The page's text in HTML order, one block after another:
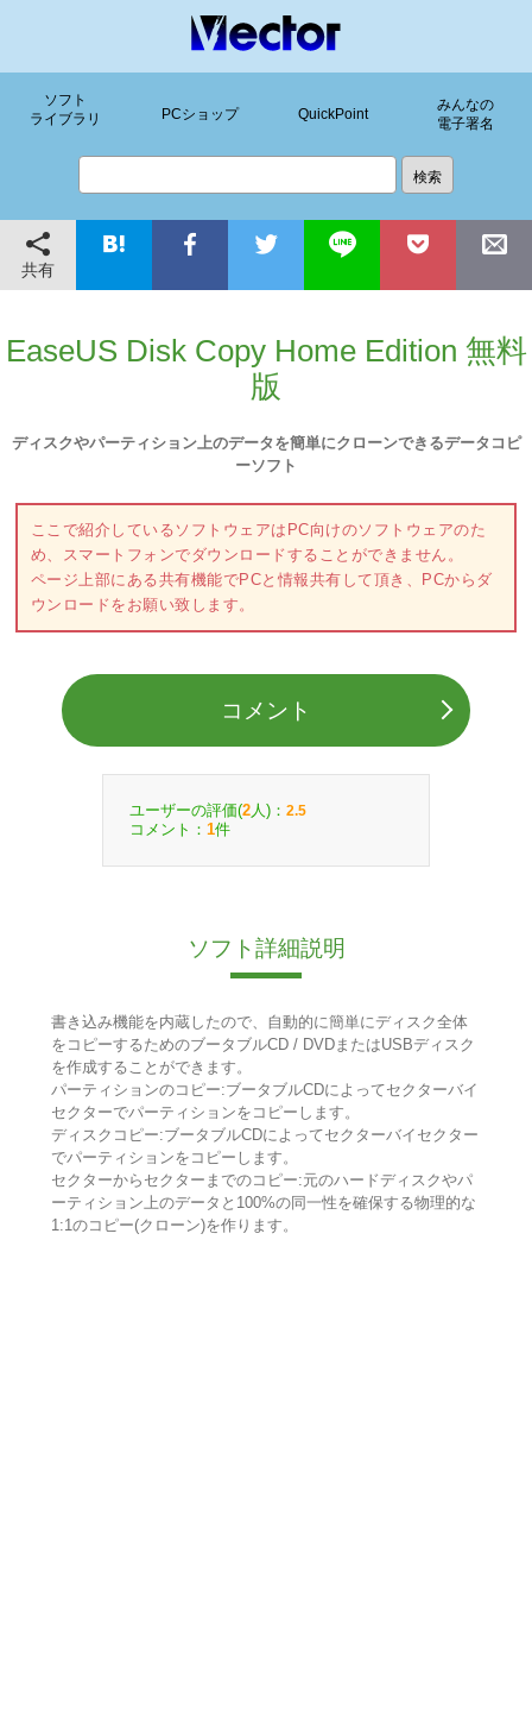
ソフト
ライブラリ
PCショップ QuickPoint
みんなの
電子署名
共有
EaseUS Disk Copy Home Edition 無料
版
ディスクやパーティション上のデータを簡単にクローンできるデータコピ
ーソフト
ここで紹介しているソフトウェアはPC向けのソフトウェアのた
め、スマートフォンでダウンロードすることができません。
ページ上部にある共有機能でPCと情報共有して頂き、PCからダ
ウンロードをお願い致します。
コメント
ユーザーの評価(2 人)： 2.5
コメント： 1件
ソフト詳細説明
書き込み機能を内蔵したので、自動的に簡単にディスク全体
をコピーするためのブータブルCD / DVDまたはUSBディスク
を作成することができます。
パーティションのコピー:ブータブルCDによってセクターバイ
セクターでパーティションをコピーします。
ディスクコピー:ブータブルCDによってセクターバイセクター
でパーティションをコピーします。
セクターからセクターまでのコピー:元のハードディスクやパ
ーティション上のデータと100%の同一性を確保する物理的な
1:1のコピー(クローン)を作ります。